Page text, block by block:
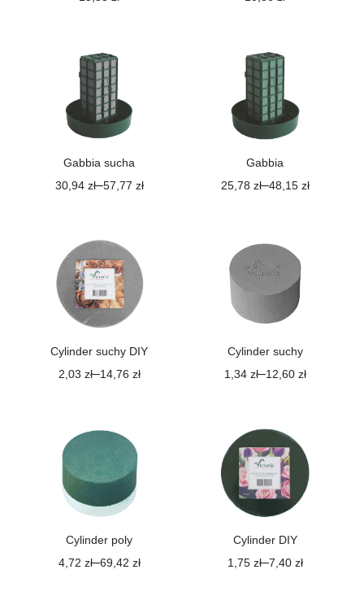
Gabbia sucha
30,94 zł–57,77 zł
Gabbia
25,78 zł–48,15 zł
Cylinder suchy DIY
2,03 zł–14,76 zł
Cylinder suchy
1,34 zł–12,60 zł
Cylinder poly
4,72 zł–69,42 zł
Cylinder DIY
1,75 zł–7,40 zł